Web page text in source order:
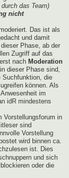
das Team)
nicht
Das ist als
und damit
Phase, ab der
Zugriff auf das
nach Moderation
dieser Phase sind,
Suchfunktion, die
können. Als
im
idR mindestens
Vorstellungsforum in
sind
Vorstellung
wird binnen ca.
ist. Dies
und sich
oder die